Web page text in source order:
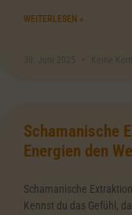
WEITERLESEN »
30. Juni 2025 Keine
Schamanische
Energien den
Schamanische
Kennst du das Gefühl,